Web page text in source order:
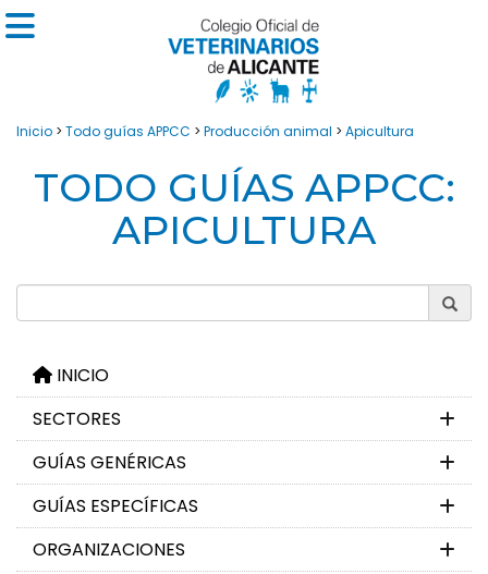
Inicio > Todo guías APPCC > Producción animal > Apicultura
TODO GUÍAS APPCC:
APICULTURA
INICIO
SECTORES
GUÍAS GENÉRICAS
GUÍAS ESPECÍFICAS
ORGANIZACIONES